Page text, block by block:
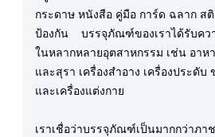
กระดาษ หนังสือ คู่มือ การ์ด ฉลาก ส
ป้องกัน บรรจุภัณฑ์ของเราได้รับควา
ในหลากหลายอุตสาหกรรม เช่น อาห
และสุรา เครื่องสำอาง เครื่องประดับ
และเครื่องแต่งกาย
เราเชื่อว่าบรรจุภัณฑ์เป็นมากกว่าภ